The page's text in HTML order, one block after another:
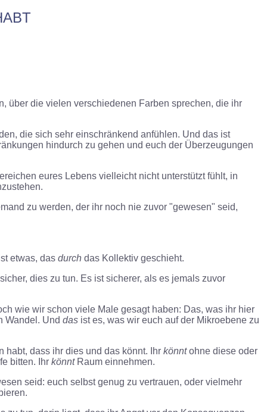
über die vielen verschiedenen Farben sprechen, die ihr
die sich sehr einschränkend anfühlen. Und das ist
hindurch zu gehen und euch der Überzeugungen
eures Lebens vielleicht nicht unterstützt fühlt, in
zu werden, der ihr noch nie zuvor "gewesen" seid,
etwas, das durch das Kollektiv geschieht.
dies zu tun. Es ist sicherer, als es jemals zuvor
wie wir schon viele Male gesagt haben: Das, was ihr hier
Wandel. Und das ist es, was wir euch auf der Mikroebene zu
habt, dass ihr dies und das könnt. Ihr könntohne diese oder
bitten. Ihr könntRaum einnehmen.
seid: euch selbst genug zu vertrauen, oder vielmehr